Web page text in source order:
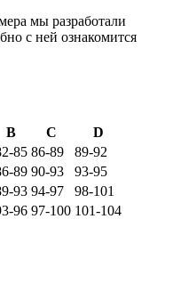
мы разработали
с ней ознакомится
B C
D
85 86-89
89-92
89 90-93
93-95
93 94-97
98-101
96 97-100 101-104